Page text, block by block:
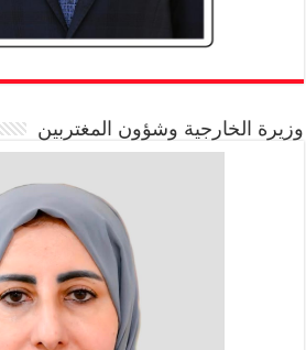
وزيرة الخارجية وشؤون المغتربين